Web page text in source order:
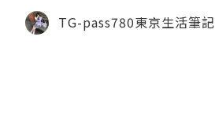
TG-pass780東京生活筆記